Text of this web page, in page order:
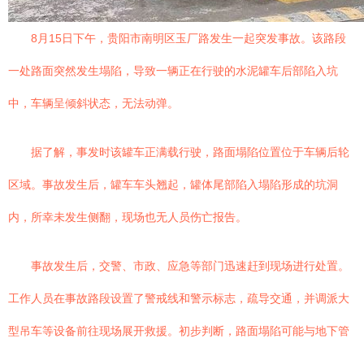
8月15日下午，贵阳市南明区玉厂路发生一起突发事故。该路段
一处路面突然发生塌陷，导致一辆正在行驶的水泥罐车后部陷入坑
中，车辆呈倾斜状态，无法动弹。
据了解，事发时该罐车正满载行驶，路面塌陷位置位于车辆后轮
区域。事故发生后，罐车车头翘起，罐体尾部陷入塌陷形成的坑洞
内，所幸未发生侧翻，现场也无人员伤亡报告。
事故发生后，交警、市政、应急等部门迅速赶到现场进行处置。
工作人员在事故路段设置了警戒线和警示标志，疏导交通，并调派大
型吊车等设备前往现场展开救援。初步判断，路面塌陷可能与地下管